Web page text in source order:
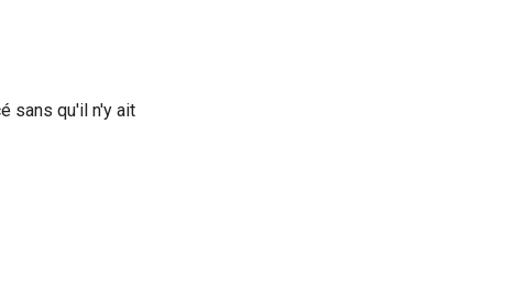
sans qu'il n'y ait